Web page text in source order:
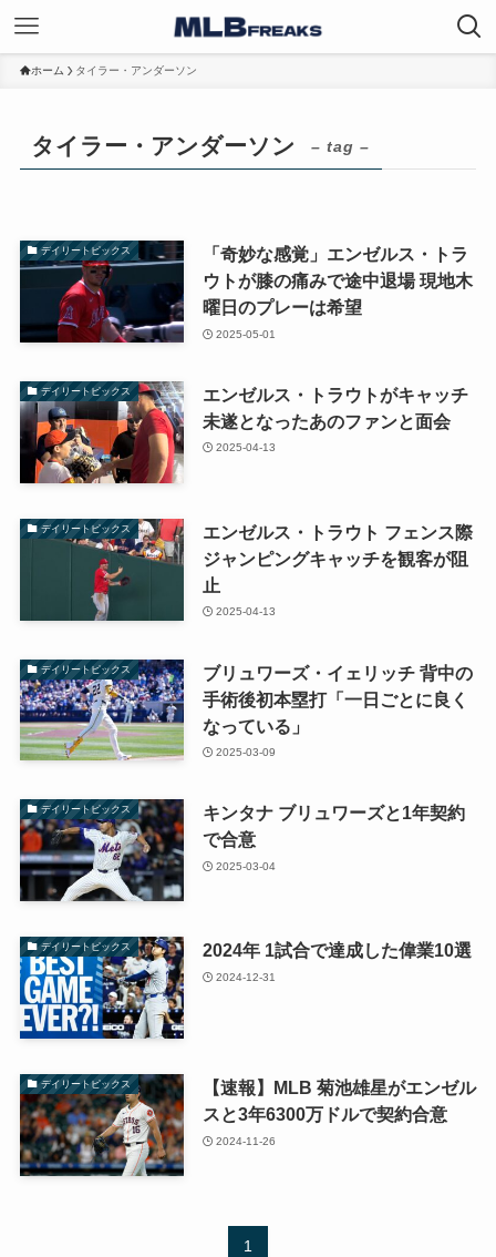
ホーム タイラー・アンダーソン
タイラー・アンダーソン – tag –
デイリートピックス
「奇妙な感覚」エンゼルス・トラ
ウトが膝の痛みで途中退場 現地木
曜日のプレーは希望
2025-05-01
デイリートピックス
エンゼルス・トラウトがキャッチ
未遂となったあのファンと面会
2025-04-13
デイリートピックス
エンゼルス・トラウト フェンス際
ジャンピングキャッチを観客が阻
止
2025-04-13
デイリートピックス
ブリュワーズ・イェリッチ 背中の
手術後初本塁打「一日ごとに良く
なっている」
2025-03-09
デイリートピックス
キンタナ ブリュワーズと1年契約
で合意
2025-03-04
デイリートピックス 2024年 1試合で達成した偉業10選
2024-12-31
デイリートピックス
【速報】MLB 菊池雄星がエンゼル
スと3年6300万ドルで契約合意
2024-11-26
1